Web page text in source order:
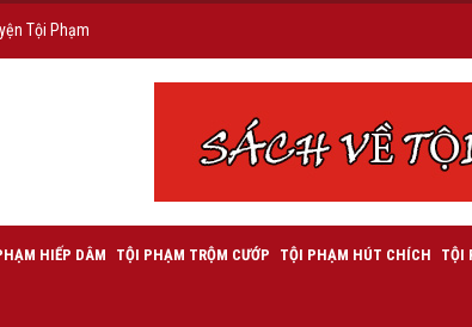
Tội Phạm
HIẾP DÂM TỘI PHẠM TRỘM CƯỚP TỘI PHẠM HÚT CHÍCH TỘI